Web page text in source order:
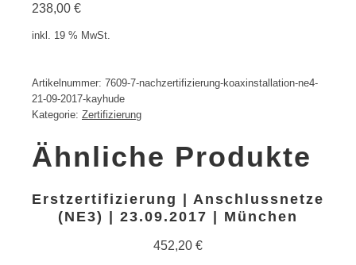
238,00 €
inkl. 19 % MwSt.
Artikelnummer: 7609-7-nachzertifizierung-koaxinstallation-ne4-
21-09-2017-kayhude
Kategorie: Zertifizierung
Ähnliche Produkte
Erstzertifizierung | Anschlussnetze
(NE3) | 23.09.2017 | München
452,20 €